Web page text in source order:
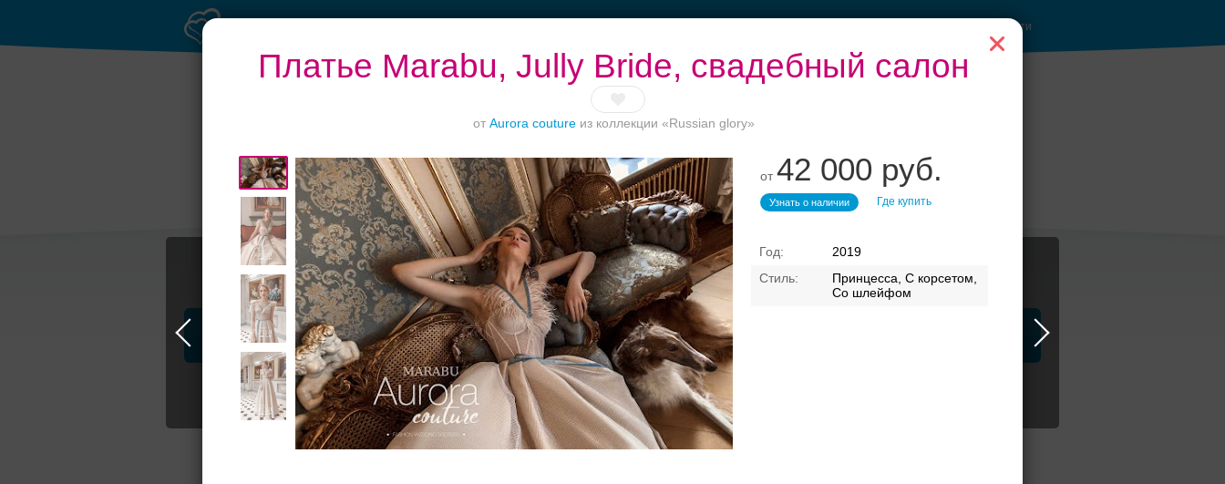
Платье Marabu, Jully Bride, свадебный салон
от Aurora coutureиз коллекции «Russian glory»
от42 000 руб.
Узнать о наличии Где купить
2019
Принцесса, С корсетом,
Со шлейфом
Войти
Торжество в
Петергофе
Банкет до 1500 руб.
Рестораны с
верандами
Выбери своё платье
Банкетные залы до
50 гостей
Профессионалы и услуги Свадебные платья Банкет Транспорт
Jully Bride, свадебный салон — платья бренд
Aurora couture